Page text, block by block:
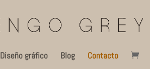
Diseño gráfico Blog Contacto